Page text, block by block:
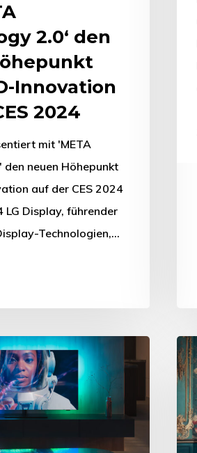
2.0‘ den
Innovation
2024
mit 'META
neuen Höhepunkt
auf der CES 2024
LG Display, führender
Technologien,…